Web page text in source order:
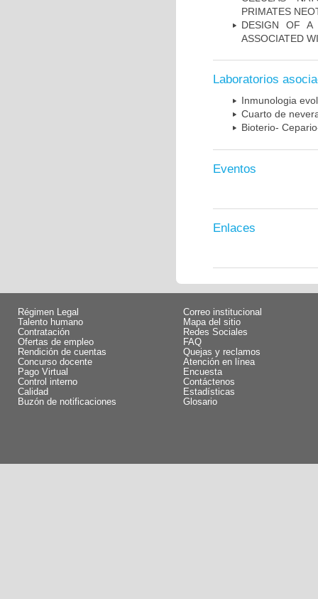
PRIMATES
DESIGN OF A
ASSOCIATED
Laboratorios
Inmunologia
Cuarto de
Bioterio-
Eventos
Enlaces
Régimen Legal
Talento humano
Contratación
Ofertas de empleo
Rendición de cuentas
Concurso docente
Pago Virtual
Control interno
Calidad
Buzón de notificaciones
Correo institucional
Mapa del sitio
Redes Sociales
FAQ
Quejas y reclamos
Atención en línea
Encuesta
Contáctenos
Estadísticas
Glosario